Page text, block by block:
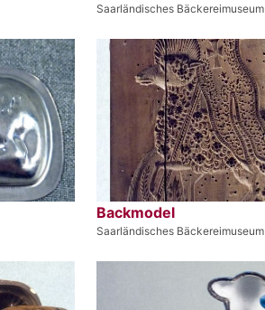
Saarländisches Bäckereimuseum
Backmodel
Saarländisches Bäckereimuseum